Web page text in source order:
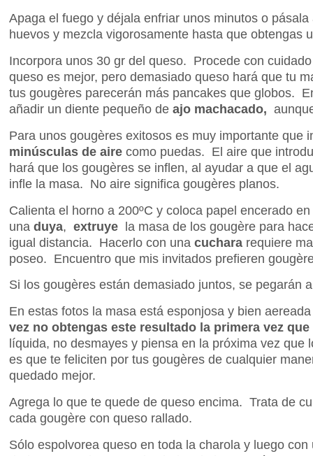
Apaga el fuego y déjala enfriar unos minutos o
huevos y mezcla vigorosamente hasta que obtengas
Incorpora unos 30 gr del queso. Procede con
queso es mejor, pero demasiado queso hará que tu
tus gougères parecerán más pancakes que globos.
añadir un diente pequeño de ajo machacado,
Para unos gougères exitosos es muy importante que
minúsculas de aire como puedas. El aire que
hará que los gougères se inflen, al ayudar a que el
infle la masa. No aire significa gougères planos.
Calienta el horno a 200ºC y coloca papel encerado
una duya, extruye la masa de los gougère para
igual distancia. Hacerlo con una cuchara requiere
poseo. Encuentro que mis invitados prefieren
Si los gougères están demasiado juntos, se pegarán
En estas fotos la masa está esponjosa y bien
vez no obtengas este resultado la primera vez
líquida, no desmayes y piensa en la próxima vez
es que te feliciten por tus gougères de cualquier
quedado mejor.
Agrega lo que te quede de queso encima. Trata de
cada gougère con queso rallado.
Sólo espolvorea queso en toda la charola y luego